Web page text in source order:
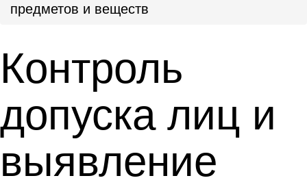
предметов и веществ
Контроль
допуска лиц и
выявление